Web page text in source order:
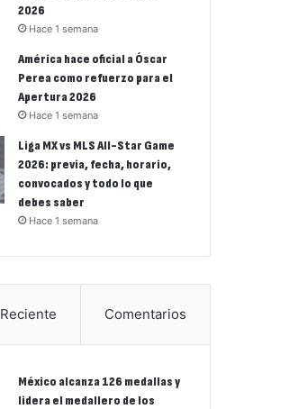
2026
Hace 1 semana
América hace oficial a Óscar
Perea como refuerzo para el
Apertura 2026
Hace 1 semana
Liga MX vs MLS All-Star Game
2026: previa, fecha, horario,
convocados y todo lo que
debes saber
Hace 1 semana
Reciente Comentarios
México alcanza 126 medallas y
lidera el medallero de los